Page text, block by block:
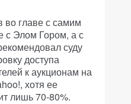
во главе с самим
с Элом Гором, а с
суду
доступа
к аукционам на
хотя ее
лишь 70-80%.